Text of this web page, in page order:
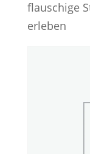
flauschige
erleben